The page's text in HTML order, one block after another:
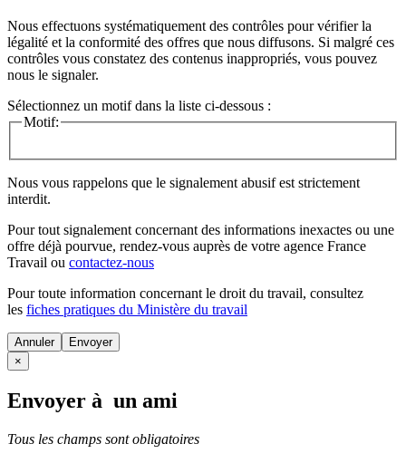
Nous effectuons systématiquement des contrôles pour vérifier la
légalité et la conformité des offres que nous diffusons. Si malgré ces
contrôles vous constatez des contenus inappropriés, vous pouvez
nous le signaler.
Sélectionnez un motif dans la liste ci-dessous :
Motif:
Nous vous rappelons que le signalement abusif est strictement
interdit.
Pour tout signalement concernant des informations inexactes ou une
offre déjà pourvue, rendez-vous auprès de votre agence France
Travail ou contactez-nous
Pour toute information concernant le droit du travail, consultez
les fiches pratiques du Ministère du travail
Annuler
×
Envoyer à un ami
Tous les champs sont obligatoires